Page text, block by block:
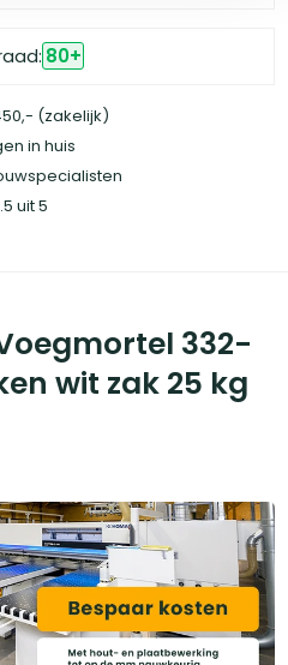
80+
(zakelijk)
in huis
uit 5
332-
wit zak 25 kg